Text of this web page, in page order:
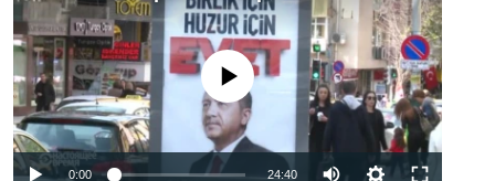
No media source currently available
0:00 24:40